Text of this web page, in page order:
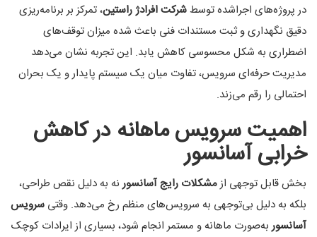
در پروژه‌های اجراشده توسطشرکت افرادژ راستین، تمرکز بر برنامه‌ریزی
دقیق نگهداری و ثبت مستندات فنی باعث شده میزان توقف‌های
اضطراری به شکل محسوسی کاهش یابد. این تجربه نشان می‌دهد
مدیریت حرفه‌ای سرویس، تفاوت میان یک سیستم پایدار و یک بحران
احتمالی را رقم می‌زند.
اهمیت سرویس ماهانه در کاهش
خرابی آسانسور
بخش قابل توجهی ازمشکلات رایج آسانسورنه به دلیل نقص طراحی،
بلکه به دلیل بی‌توجهی به سرویس‌های منظم رخ می‌دهد. وقتی سرویس
آسانسوربه‌صورت ماهانه و مستمر انجام شود، بسیاری از ایرادات کوچک